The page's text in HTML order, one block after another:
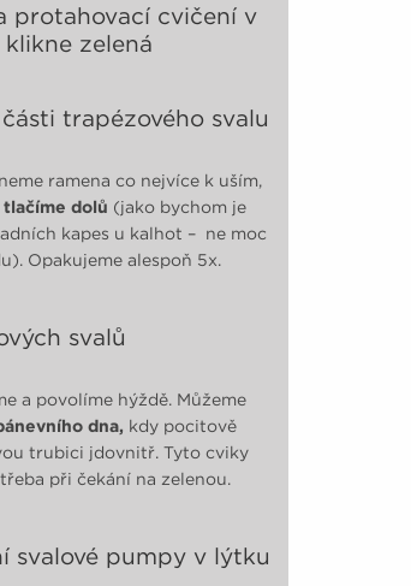
protahovací cvičení v
zelená
trapézového svalu
ramena co nejvíce k uším,
dolů (jako bychom je
kapes u kalhot – ne moc
Opakujeme alespoň 5x.
svalů
a povolíme hýždě. Můžeme
dna, kdy pocitově
trubici jdovnitř. Tyto cviky
při čekání na zelenou.
svalové pumpy v lýtku